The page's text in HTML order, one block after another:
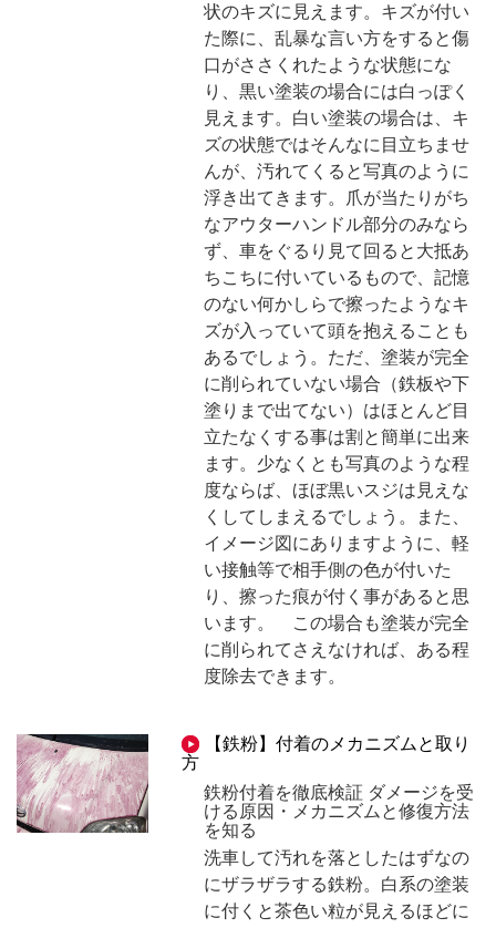
状のキズに見えます。キズが付い
た際に、乱暴な言い方をすると傷
口がささくれたような状態にな
り、黒い塗装の場合には白っぽく
見えます。白い塗装の場合は、キ
ズの状態ではそんなに目立ちませ
んが、汚れてくると写真のように
浮き出てきます。爪が当たりがち
なアウターハンドル部分のみなら
ず、車をぐるり見て回ると大抵あ
ちこちに付いているもので、記憶
のない何かしらで擦ったようなキ
ズが入っていて頭を抱えることも
あるでしょう。ただ、塗装が完全
に削られていない場合（鉄板や下
塗りまで出てない）はほとんど目
立たなくする事は割と簡単に出来
ます。少なくとも写真のような程
度ならば、ほぼ黒いスジは見えな
くしてしまえるでしょう。また、
イメージ図にありますように、軽
い接触等で相手側の色が付いた
り、擦った痕が付く事があると思
います。 この場合も塗装が完全
に削られてさえなければ、ある程
度除去できます。
【鉄粉】付着のメカニズムと取り
方
鉄粉付着を徹底検証 ダメージを受
ける原因・メカニズムと修復方法
を知る
洗車して汚れを落としたはずなの
にザラザラする鉄粉。白系の塗装
に付くと茶色い粒が見えるほどに